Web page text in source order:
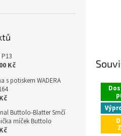
P13
Kč
s potiskem WADERA
Buttolo-Blatter Srnčí
míček Buttolo